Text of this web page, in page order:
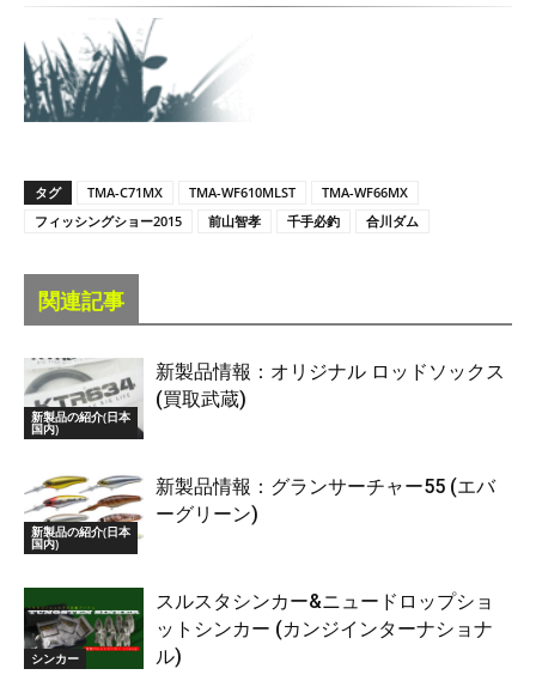
タグ TMA-C71MX TMA-WF610MLST
TMA-WF66MX
フィッシングショー2015
前山智孝 千手必釣 合川ダム
関連記事
新製品の紹介(日本
国内)
新製品情報：オリジナル ロッドソックス
(買取武蔵)
新製品の紹介(日本
国内)
新製品情報：グランサーチャー55 (エバ
ーグリーン)
シンカー
スルスタシンカー&ニュードロップショ
ットシンカー (カンジインターナショナ
ル)